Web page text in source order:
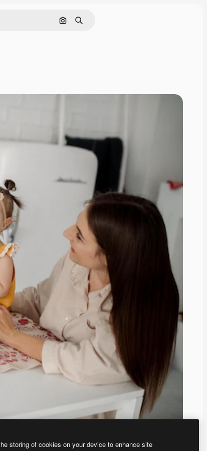
画像で検索
検索
storing of cookies on your device to enhance site